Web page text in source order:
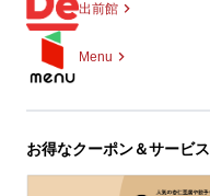
出前館
Menu
お得なクーポン＆サービス